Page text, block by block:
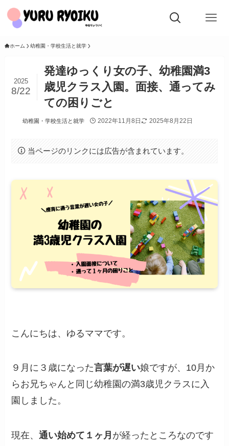
ホーム 幼稚園・学校生活と就学
発達ゆっくり女の子、幼稚園満3
歳児クラス入園。面接、通ってみ
ての困りごと
2025
8/22
幼稚園・学校生活と就学 2022年11月8日 2025年8月22日
当ページのリンクには広告が含まれています。
こんにちは、ゆるママです。
９月に３歳になった言葉が遅い娘ですが、10月か
らお兄ちゃんと同じ幼稚園の満3歳児クラスに入
園しました。
現在、通い始めて１ヶ月 が経ったところなのです